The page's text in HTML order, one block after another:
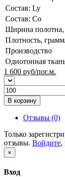
Состав: Ly
Состав: Co
Ширина полотна,
Плотность,
Производство
Однотонная
1 600 руб/пог.м.
В корзину
Отзывы (0)
Только
отзывы. Войдите,
×
Вход